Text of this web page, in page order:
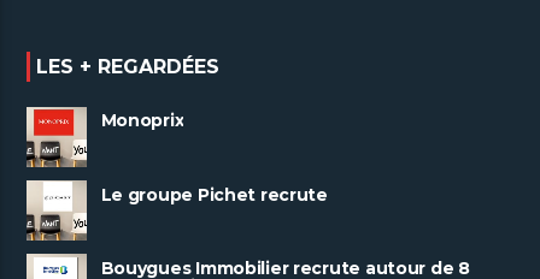
LES + REGARDÉES
Monoprix
Le groupe Pichet recrute
Bouygues Immobilier recrute autour de 8